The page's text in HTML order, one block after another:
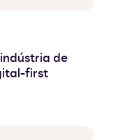
de
first